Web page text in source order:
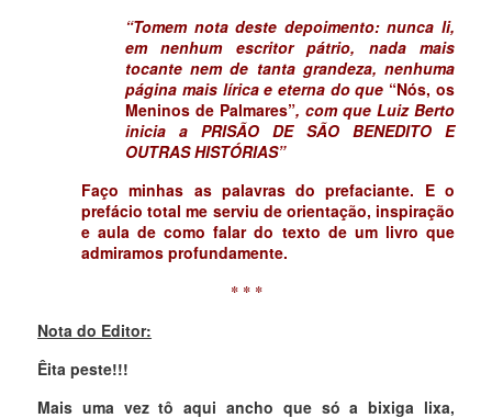
“Tomem nota deste depoimento: nunca li,
em nenhum escritor pátrio, nada mais
tocante nem de tanta grandeza, nenhuma
página mais lírica e eterna do que “Nós, os
Meninos de Palmares”, com que Luiz Berto
inicia a PRISÃO DE SÃO BENEDITO E
OUTRAS HISTÓRIAS”
Faço minhas as palavras do prefaciante. E o
prefácio total me serviu de orientação, inspiração
e aula de como falar do texto de um livro que
admiramos profundamente.
* * *
Nota do Editor:
Êita peste!!!
Mais uma vez tô aqui ancho que só a bixiga lixa,